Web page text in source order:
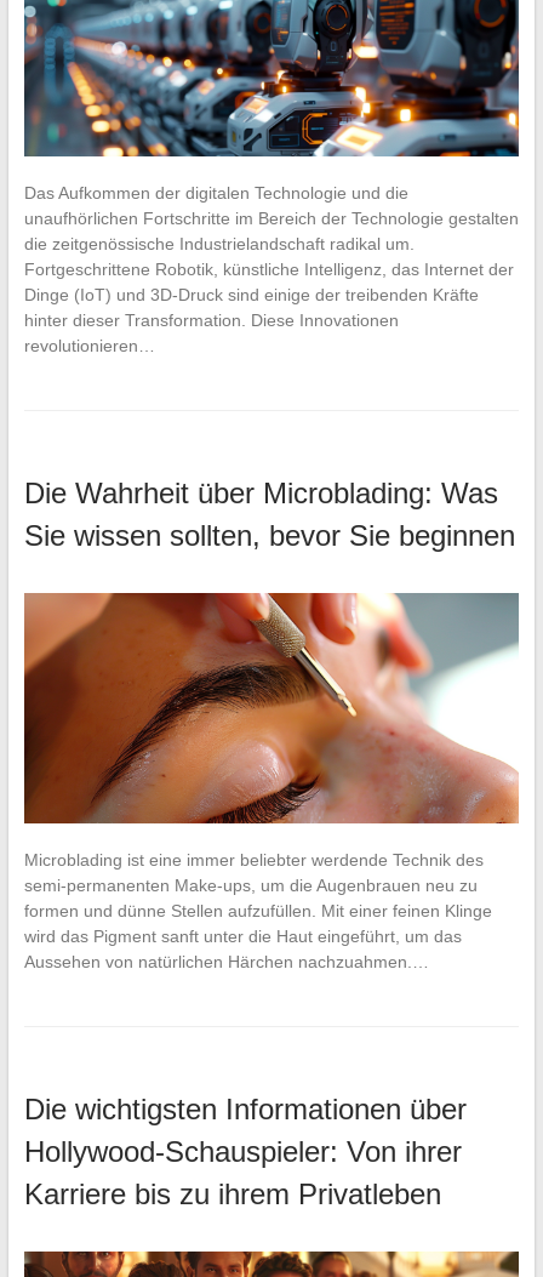
Das Aufkommen der digitalen Technologie und die
unaufhörlichen Fortschritte im Bereich der Technologie gestalten
die zeitgenössische Industrielandschaft radikal um.
Fortgeschrittene Robotik, künstliche Intelligenz, das Internet der
Dinge (IoT) und 3D-Druck sind einige der treibenden Kräfte
hinter dieser Transformation. Diese Innovationen
revolutionieren…
Die Wahrheit über Microblading: Was
Sie wissen sollten, bevor Sie beginnen
Microblading ist eine immer beliebter werdende Technik des
semi-permanenten Make-ups, um die Augenbrauen neu zu
formen und dünne Stellen aufzufüllen. Mit einer feinen Klinge
wird das Pigment sanft unter die Haut eingeführt, um das
Aussehen von natürlichen Härchen nachzuahmen.…
Die wichtigsten Informationen über
Hollywood-Schauspieler: Von ihrer
Karriere bis zu ihrem Privatleben